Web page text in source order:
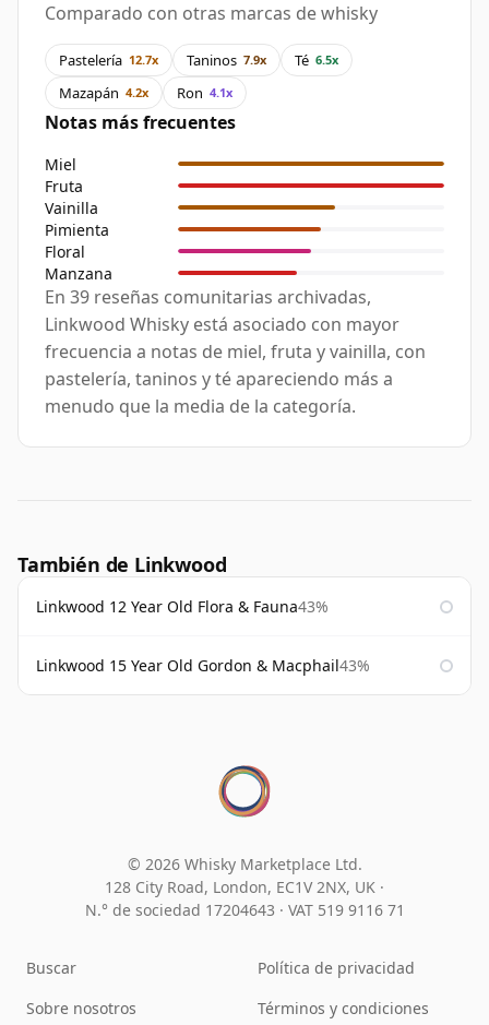
Comparado con otras marcas de whisky
Pastelería 12.7x Taninos 7.9x Té 6.5x
Mazapán 4.2x Ron 4.1x
Notas más frecuentes
Miel
Fruta
Vainilla
Pimienta
Floral
Manzana
En 39 reseñas comunitarias archivadas,
Linkwood Whisky está asociado con mayor
frecuencia a notas de miel, fruta y vainilla, con
pastelería, taninos y té apareciendo más a
menudo que la media de la categoría.
También de Linkwood
Linkwood 12 Year Old Flora & Fauna43%
Linkwood 15 Year Old Gordon & Macphail43%
© 2026 Whisky Marketplace Ltd.
128 City Road, London, EC1V 2NX, UK ·
N.° de sociedad 17204643 · VAT 519 9116 71
Buscar
Sobre nosotros
Política de privacidad
Términos y condiciones